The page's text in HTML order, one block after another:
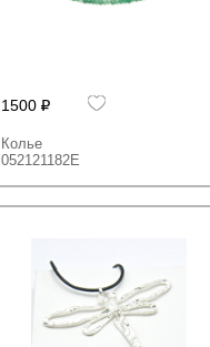
1500
Колье
052121182E